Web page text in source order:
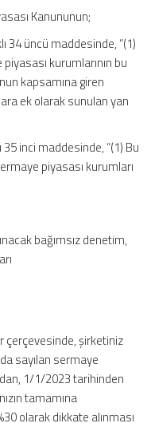
Kanununun;
34 üncü maddesinde, “(1)
kurumlarının bu
kapsamına giren
ek olarak sunulan yan
35 inci maddesinde, “(1) Bu
piyasası kurumları
bağımsız denetim,
çerçevesinde, şirketiniz
sayılan sermaye
1/1/2023 tarihinden
tamamına
olarak dikkate alınması